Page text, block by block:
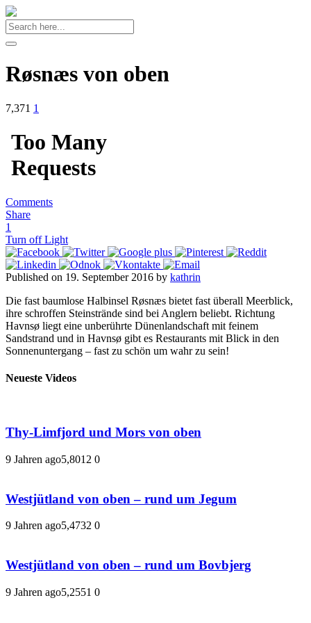
Røsnæs von oben
7,371 1
Comments
Share
1
Turn off Light
Published on 19. September 2016 by kathrin
Die fast baumlose Halbinsel Røsnæs bietet fast überall Meerblick,
ihre schroffen Steinstrände sind bei Anglern beliebt. Richtung
Havnsø liegt eine unberührte Dünenlandschaft mit feinem
Sandstrand und in Havnsø gibt es Restaurants mit Blick in den
Sonnenuntergang – fast zu schön um wahr zu sein!
Neueste Videos
Thy-Limfjord und Mors von oben
9 Jahren ago5,801 2 0
Westjütland von oben – rund um Jegum
9 Jahren ago5,4732 0
Westjütland von oben – rund um Bovbjerg
9 Jahren ago5,2551 0